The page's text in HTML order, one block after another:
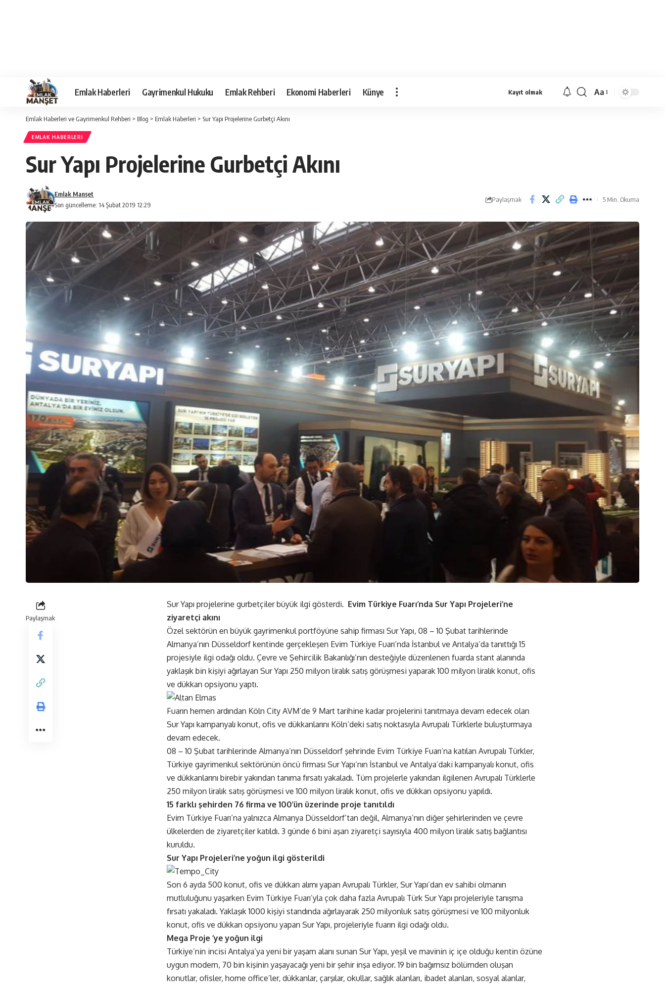
Emlak Haberleri Gayrimenkul Hukuku Emlak Rehberi Ekonomi Haberleri Künye Kayıt olmak
Yazı
Aa
Emlak Haberleri ve Gayrimenkul Rehberi > Blog > Emlak Haberleri > Sur Yapı Projelerine Gurbetçi Akını
EMLAK HABERLERI
Sur Yapı Projelerine Gurbetçi Akını
Son güncelleme: 14 Şubat 2019 12:29
Emlak Manşet
Paylaşmak 5 Min. Okuma
Paylaşmak
Sur Yapı projelerine gurbetçiler büyük ilgi gösterdi. Evim Türkiye Fuarı’nda Sur Yapı Projeleri’ne
ziyaretçi akını
Özel sektörün en büyük gayrimenkul portföyüne sahip firması Sur Yapı, 08 – 10 Şubat tarihlerinde
Almanya’nın Düsseldorf kentinde gerçekleşen Evim Türkiye Fuarı’nda İstanbul ve Antalya’da tanıttığı 15
projesiyle ilgi odağı oldu. Çevre ve Şehircilik Bakanlığı’nın desteğiyle düzenlenen fuarda stant alanında
yaklaşık bin kişiyi ağırlayan Sur Yapı 250 milyon liralık satış görüşmesi yaparak 100 milyon liralık konut, ofis
ve dükkan opsiyonu yaptı.
Fuarın hemen ardından Köln City AVM’de 9 Mart tarihine kadar projelerini tanıtmaya devam edecek olan
Sur Yapı kampanyalı konut, ofis ve dükkanlarını Köln’deki satış noktasıyla Avrupalı Türklerle buluşturmaya
devam edecek.
08 – 10 Şubat tarihlerinde Almanya’nın Düsseldorf şehrinde Evim Türkiye Fuarı’na katılan Avrupalı Türkler,
Türkiye gayrimenkul sektörünün öncü firması Sur Yapı’nın İstanbul ve Antalya’daki kampanyalı konut, ofis
ve dükkanlarını birebir yakından tanıma fırsatı yakaladı. Tüm projelerle yakından ilgilenen Avrupalı Türklerle
250 milyon liralık satış görüşmesi ve 100 milyon liralık konut, ofis ve dükkan opsiyonu yapıldı.
15 farklı şehirden 76 firma ve 100’ün üzerinde proje tanıtıldı
Evim Türkiye Fuarı’na yalnızca Almanya Düsseldorf’tan değil, Almanya’nın diğer şehirlerinden ve çevre
ülkelerden de ziyaretçiler katıldı. 3 günde 6 bini aşan ziyaretçi sayısıyla 400 milyon liralık satış bağlantısı
kuruldu.
Sur Yapı Projeleri’ne yoğun ilgi gösterildi
Son 6 ayda 500 konut, ofis ve dükkan alımı yapan Avrupalı Türkler, Sur Yapı’dan ev sahibi olmanın
mutluluğunu yaşarken Evim Türkiye Fuarı’yla çok daha fazla Avrupalı Türk Sur Yapı projeleriyle tanışma
fırsatı yakaladı. Yaklaşık 1000 kişiyi standında ağırlayarak 250 milyonluk satış görüşmesi ve 100 milyonluk
konut, ofis ve dükkan opsiyonu yapan Sur Yapı, projeleriyle fuarın ilgi odağı oldu.
Mega Proje ’ye yoğun ilgi
Türkiye’nin incisi Antalya’ya yeni bir yaşam alanı sunan Sur Yapı, yeşil ve mavinin iç içe olduğu kentin özüne
uygun modern, 70 bin kişinin yaşayacağı yeni bir şehir inşa ediyor. 19 bin bağımsız bölümden oluşan
konutlar, ofisler, home office’ler, dükkanlar, çarşılar, okullar, sağlık alanları, ibadet alanları, sosyal alanlar,